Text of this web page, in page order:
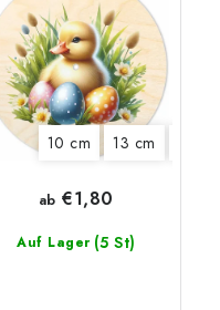
10 cm 13 cm
Auf Lager (5 St)
ab €1,80